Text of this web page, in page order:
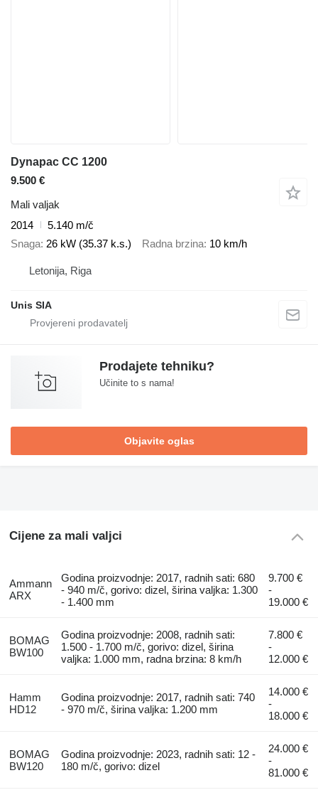
Dynapac CC 1200
9.500 €
Mali valjak
2014
5.140 m/č
Snaga 26 kW (35.37 k.s.) Radna brzina 10 km/h
Letonija, Riga
Unis SIA
Prodajete tehniku?
Učinite to s nama!
Objavite oglas
Cijene za mali valjci
Ammann
ARX
Godina proizvodnje: 2017, radnih sati: 680
- 940 m/č, gorivo: dizel, širina valjka: 1.300
- 1.400 mm
9.700 €
-
19.000 €
BOMAG
BW100
Godina proizvodnje: 2008, radnih sati:
1.500 - 1.700 m/č, gorivo: dizel, širina
valjka: 1.000 mm, radna brzina: 8 km/h
7.800 €
-
12.000 €
Hamm
HD12
Godina proizvodnje: 2017, radnih sati: 740
- 970 m/č, širina valjka: 1.200 mm
14.000 €
-
18.000 €
BOMAG
BW120
Godina proizvodnje: 2023, radnih sati: 12 -
180 m/č, gorivo: dizel
24.000 €
-
81.000 €